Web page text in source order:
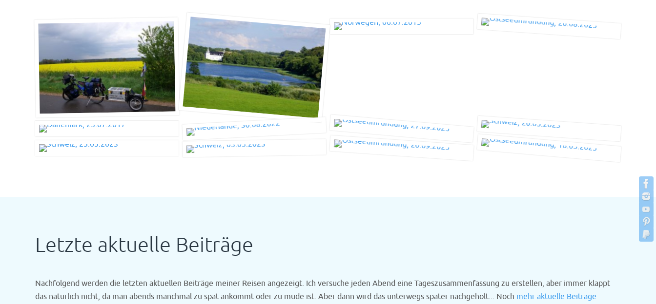
Letzte aktuelle Beiträge
Nachfolgend werden die letzten aktuellen Beiträge meiner Reisen angezeigt. Ich versuche jeden Abend eine Tageszusammenfassung zu erstellen, aber immer klappt
das natürlich nicht, da man abends manchmal zu spät ankommt oder zu müde ist. Aber dann wird das unterwegs später nachgeholt... Noch mehr aktuelle Beiträge